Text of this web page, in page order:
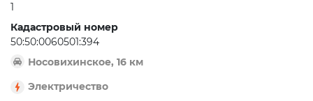
1
Кадастровый номер
50:50:0060501:394
Носовихинское, 16 км
Электричество